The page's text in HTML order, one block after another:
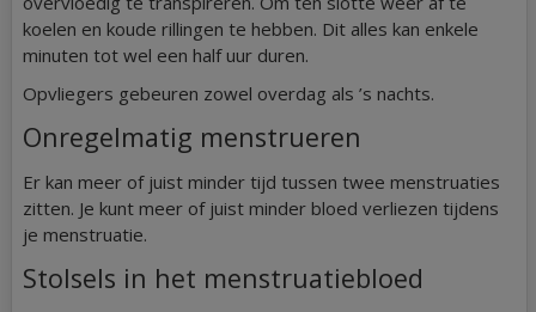
koelen en koude rillingen te hebben. Dit alles kan enkele
minuten tot wel een half uur duren.
Opvliegers gebeuren zowel overdag als ’s nachts.
Onregelmatig menstrueren
Er kan meer of juist minder tijd tussen twee menstruaties
zitten. Je kunt meer of juist minder bloed verliezen tijdens
je menstruatie.
Stolsels in het menstruatiebloed